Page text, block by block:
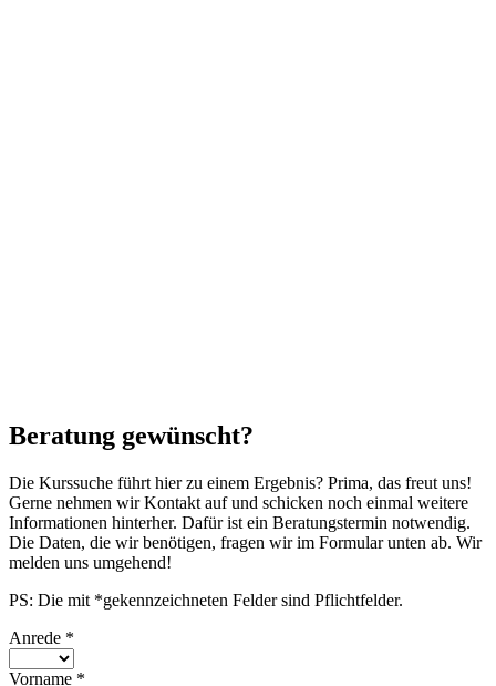
Beratung gewünscht?
Die Kurssuche führt hier zu einem Ergebnis? Prima, das freut uns!
Gerne nehmen wir Kontakt auf und schicken noch einmal weitere
Informationen hinterher. Dafür ist ein Beratungstermin notwendig.
Die Daten, die wir benötigen, fragen wir im Formular unten ab. Wir
melden uns umgehend!
PS: Die mit *gekennzeichneten Felder sind Pflichtfelder.
Anrede *
Vorname *